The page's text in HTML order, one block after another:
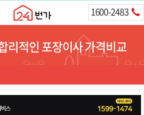
1600-2483
리적인 포장이사 가격비교